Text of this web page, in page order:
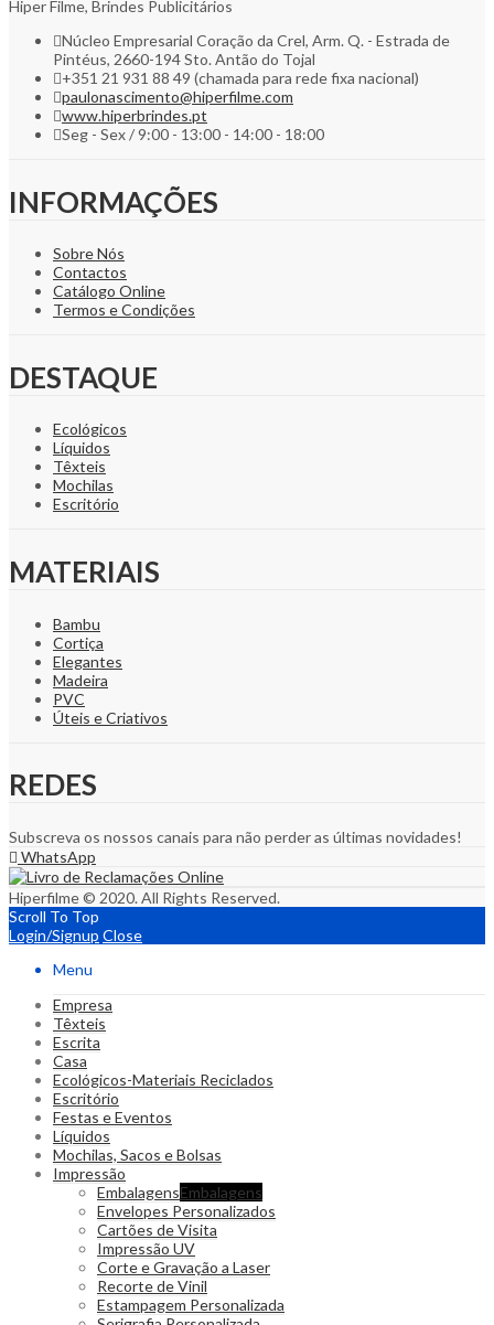
Hiper Filme, Brindes Publicitários
Núcleo Empresarial Coração da Crel, Arm. Q. - Estrada de
Pintéus, 2660-194 Sto. Antão do Tojal
+351 21 931 88 49 (chamada para rede fixa nacional)
paulonascimento@hiperfilme.com
www.hiperbrindes.pt
Seg - Sex / 9:00 - 13:00 - 14:00 - 18:00
INFORMAÇÕES
Sobre Nós
Contactos
Catálogo Online
Termos e Condições
DESTAQUE
Ecológicos
Líquidos
Têxteis
Mochilas
Escritório
MATERIAIS
Bambu
Cortiça
Elegantes
Madeira
PVC
Úteis e Criativos
REDES
Subscreva os nossos canais para não perder as últimas novidades!
WhatsApp
Hiperfilme © 2020. All Rights Reserved.
Scroll To Top
Login/Signup Close
Menu
Empresa
Têxteis
Escrita
Casa
Ecológicos-Materiais Reciclados
Escritório
Festas e Eventos
Líquidos
Mochilas, Sacos e Bolsas
Impressão
EmbalagensEmbalagens
Envelopes Personalizados
Cartões de Visita
Impressão UV
Corte e Gravação a Laser
Recorte de Vinil
Estampagem Personalizada